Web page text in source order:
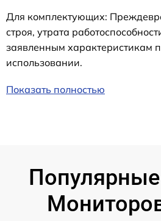
Для комплектующих:
строя, утрата
заявленным характеристикам
использовании.
Показать полностью